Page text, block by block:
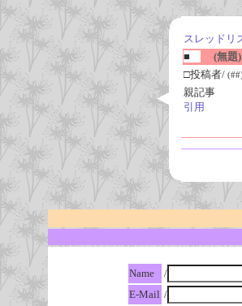
スレッドリ
■
(無題)
□投稿者/
親記事
引用
Name
/
E-Mail /